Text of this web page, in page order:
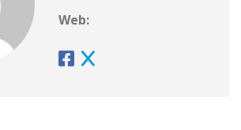
Web: